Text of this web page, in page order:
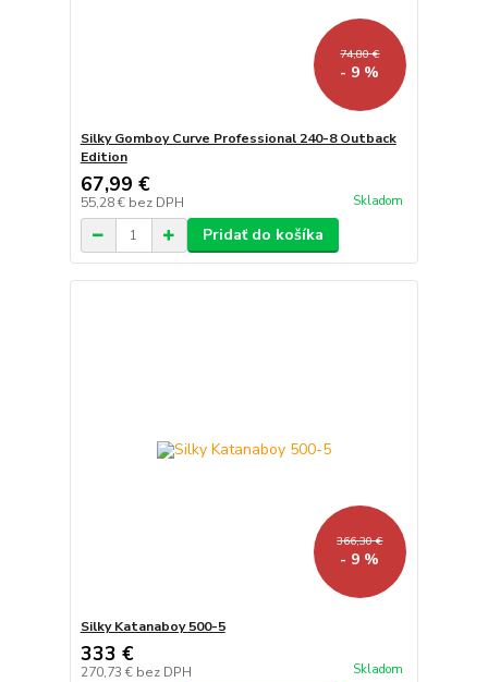
74,80 €
- 9 %
Silky Gomboy Curve Professional 240-8 Outback
Edition
67,99 €
55,28 € bez DPH Skladom
Pridať do košíka
366,30 €
- 9 %
Silky Katanaboy 500-5
333 €
270,73 € bez DPH Skladom